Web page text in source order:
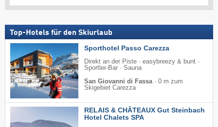
Top-Hotels für den Skiurlaub
Sporthotel Passo Carezza
Direkt an der Piste · easybreezy & bunt ·
Sportler-Bar · Sauna
San Giovanni di Fassa· 0 m zum
Skigebiet Carezza
RELAIS & CHÂTEAUX Gut Steinbach
Hotel Chalets SPA